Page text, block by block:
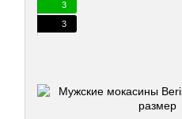
3
3